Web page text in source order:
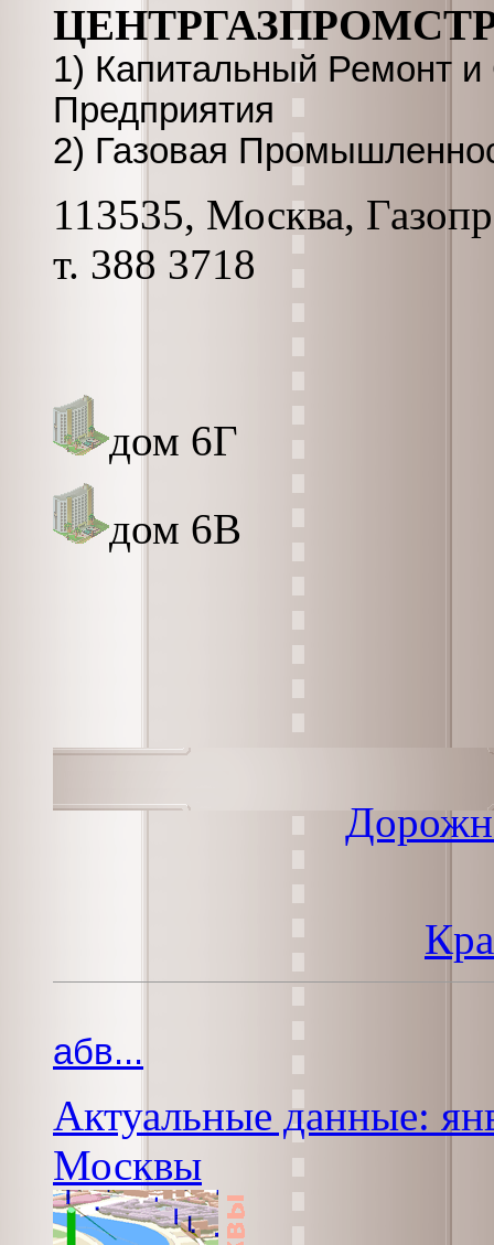
1) Капитальный Ремонт и
Предприятия
2) Газовая
113535, Москва,
т. 388 3718
дом 6Г
дом 6В
абв...
Актуальные данные:
Москвы